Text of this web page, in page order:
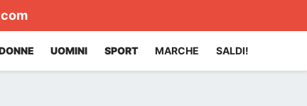
UOMINI SPORT MARCHE SALDI!